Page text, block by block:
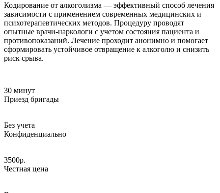
Кодирование от алкоголизма — эффективный способ лечения
зависимости с применением современных медицинских и
психотерапевтических методов. Процедуру проводят
опытные врачи-наркологи с учетом состояния пациента и
противопоказаний. Лечение проходит анонимно и помогает
сформировать устойчивое отвращение к алкоголю и снизить
риск срыва.
30 минут
Приезд бригады
Без учета
Конфиденциально
3500р.
Честная цена